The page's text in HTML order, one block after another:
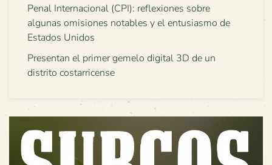
Penal Internacional (CPI): reflexiones sobre
algunas omisiones notables y el entusiasmo de
Estados Unidos
Presentan el primer gemelo digital 3D de un
distrito costarricense